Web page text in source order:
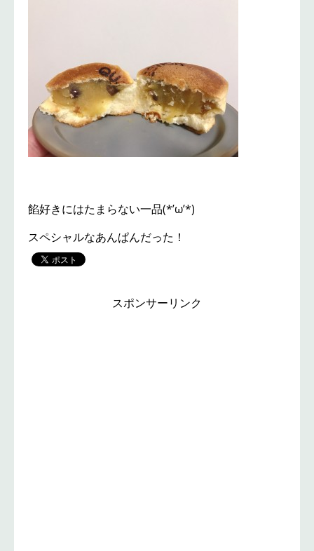
餡好きにはたまらない一品(*’ω’*)
スペシャルなあんぱんだった！
スポンサーリンク